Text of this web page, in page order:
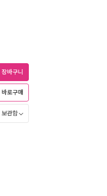
장바구니
바로구매
보관함